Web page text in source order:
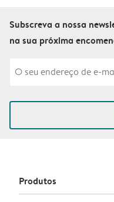
Subscreva a nossa
na sua próxima
Produtos